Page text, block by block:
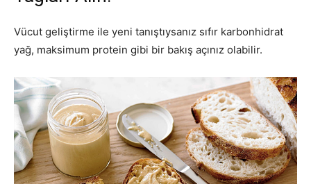
Vücut geliştirme ile yeni tanıştıysanız sıfır karbonhidrat
yağ, maksimum protein gibi bir bakış açınız olabilir.